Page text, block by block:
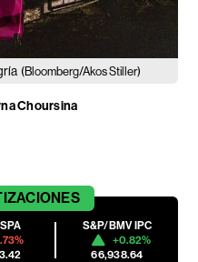
(Bloomberg/Akos Stiller)
Choursina
S&P/BMV IPC
+0.82%
66,938.64